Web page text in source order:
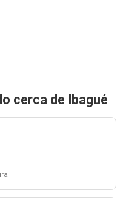
cerca de Ibagué